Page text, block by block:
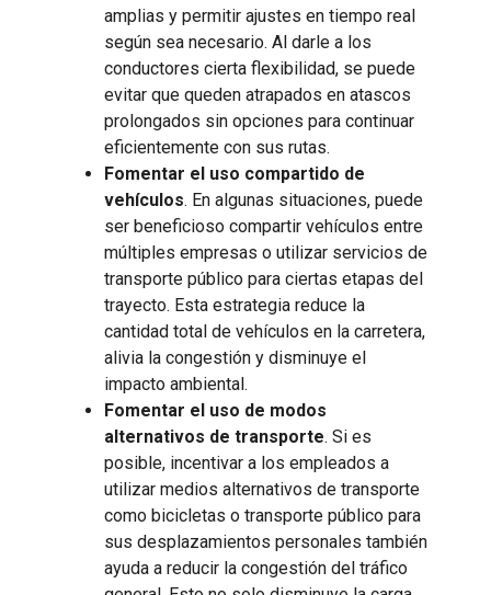
amplias y permitir ajustes en tiempo real
según sea necesario. Al darle a los
conductores cierta flexibilidad, se puede
evitar que queden atrapados en atascos
prolongados sin opciones para continuar
eficientemente con sus rutas.
Fomentar el uso compartido de
vehículos. En algunas situaciones, puede
ser beneficioso compartir vehículos entre
múltiples empresas o utilizar servicios de
transporte público para ciertas etapas del
trayecto. Esta estrategia reduce la
cantidad total de vehículos en la carretera,
alivia la congestión y disminuye el
impacto ambiental.
Fomentar el uso de modos
alternativos de transporte. Si es
posible, incentivar a los empleados a
utilizar medios alternativos de transporte
como bicicletas o transporte público para
sus desplazamientos personales también
ayuda a reducir la congestión del tráfico